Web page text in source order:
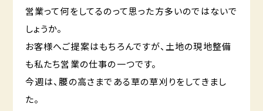
営業って何をしてるのって思った方多いのではないで
しょうか。
お客様へご提案はもちろんですが、土地の現地整備
も私たち営業の仕事の一つです。
今週は、腰の高さまである草の草刈りをしてきまし
た。